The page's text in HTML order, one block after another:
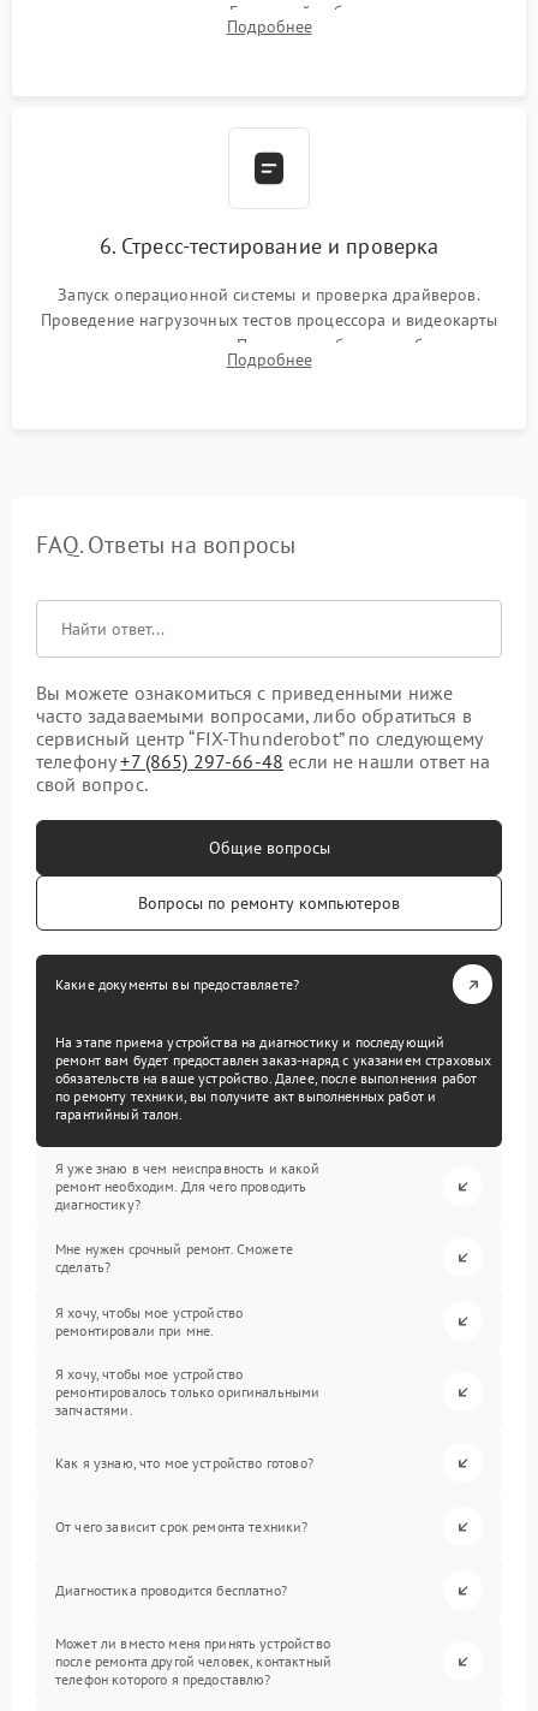
комплектующих в слоты. Грамотный кабель-менеджмент для
обеспечения правильной циркуляции воздуха внутри
Подробнее
6. Стресс-тестирование и проверка
Запуск операционной системы и проверка драйверов.
Проведение нагрузочных тестов процессора и видеокарты
для контроля температур. Проверка работоспособности всех
USB-портов, аудиовыходов и сетевого подключения.
Подробнее
FAQ. Ответы на вопросы
Вы можете ознакомиться с приведенными ниже
часто задаваемыми вопросами, либо обратиться в
сервисный центр “FIX-Thunderobot” по следующему
телефону+7 (865) 297-66-48 если не нашли ответ на
свой вопрос.
Общие вопросы
Вопросы по ремонту компьютеров
Какие документы вы предоставляете?
На этапе приема устройства на диагностику и последующий
ремонт вам будет предоставлен заказ-наряд с указанием страховых
обязательств на ваше устройство. Далее, после выполнения работ
по ремонту техники, вы получите акт выполненных работ и
гарантийный талон.
Я уже знаю в чем неисправность и какой
ремонт необходим. Для чего проводить
диагностику?
Мне нужен срочный ремонт. Сможете
сделать?
Я хочу, чтобы мое устройство
ремонтировали при мне.
Я хочу, чтобы мое устройство
ремонтировалось только оригинальными
запчастями.
Как я узнаю, что мое устройство готово?
От чего зависит срок ремонта техники?
Диагностика проводится бесплатно?
Может ли вместо меня принять устройство
после ремонта другой человек, контактный
телефон которого я предоставлю?